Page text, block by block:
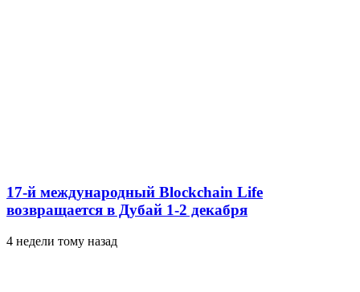
17-й международный Blockchain Life
возвращается в Дубай 1-2 декабря
4 недели тому назад